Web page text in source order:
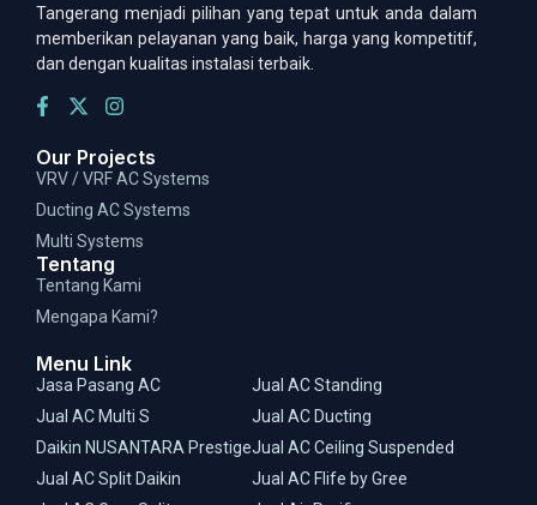
Tangerang menjadi pilihan yang tepat untuk anda dalam
memberikan pelayanan yang baik, harga yang kompetitif,
dan dengan kualitas instalasi terbaik.
Our Projects
VRV / VRF AC Systems
Ducting AC Systems
Multi Systems
Tentang
Tentang Kami
Mengapa Kami?
Menu Link
Jasa Pasang AC
Jual AC Multi S
Daikin NUSANTARA Prestige
Jual AC Split Daikin
Jual AC Standing
Jual AC Ducting
Jual AC Ceiling Suspended
Jual AC Flife by Gree